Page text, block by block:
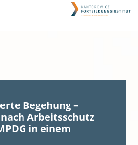
Begehung –
Arbeitsschutz
in einem